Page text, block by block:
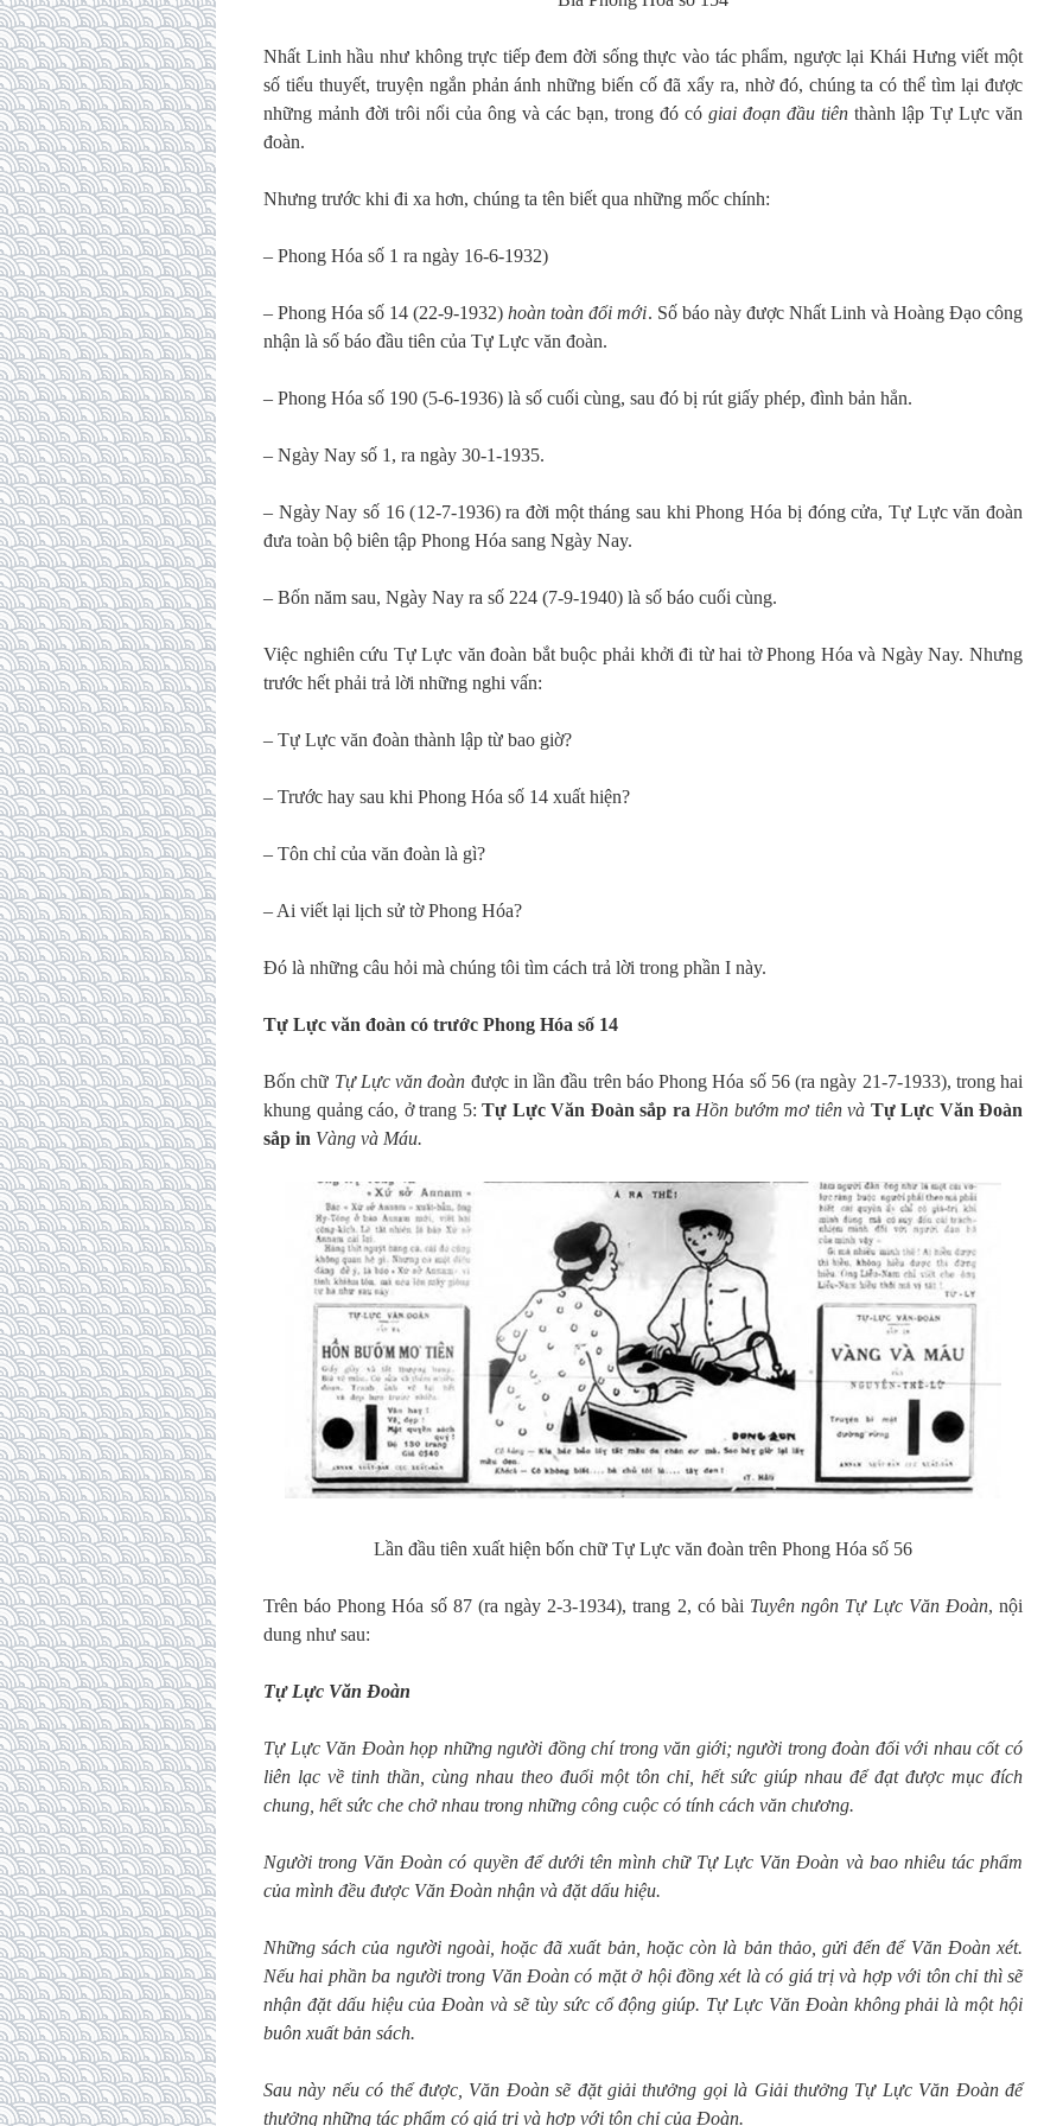
Nhất Linh hầu như không trực tiếp đem đời sống thực vào tác phẩm, ngược lại Khái Hưng viết một
số tiểu thuyết, truyện ngắn phản ánh những biến cố đã xẩy ra, nhờ đó, chúng ta có thể tìm lại được
những mảnh đời trôi nổi của ông và các bạn, trong đó có giai đoạn đầu tiên thành lập Tự Lực văn
đoàn.
Nhưng trước khi đi xa hơn, chúng ta tên biết qua những mốc chính:
– Phong Hóa số 1 ra ngày 16-6-1932)
– Phong Hóa số 14 (22-9-1932)hoàn toàn đổi mới. Số báo này được Nhất Linh và Hoàng Đạo công
nhận là số báo đầu tiên của Tự Lực văn đoàn.
– Phong Hóa số 190 (5-6-1936) là số cuối cùng, sau đó bị rút giấy phép, đình bản hẳn.
– Ngày Nay số 1, ra ngày 30-1-1935.
– Ngày Nay số 16 (12-7-1936) ra đời một tháng sau khi Phong Hóa bị đóng cửa, Tự Lực văn đoàn
đưa toàn bộ biên tập Phong Hóa sang Ngày Nay.
– Bốn năm sau, Ngày Nay ra số 224 (7-9-1940) là số báo cuối cùng.
Việc nghiên cứu Tự Lực văn đoàn bắt buộc phải khởi đi từ hai tờ Phong Hóa và Ngày Nay. Nhưng
trước hết phải trả lời những nghi vấn:
– Tự Lực văn đoàn thành lập từ bao giờ?
– Trước hay sau khi Phong Hóa số 14 xuất hiện?
– Tôn chỉ của văn đoàn là gì?
– Ai viết lại lịch sử tờ Phong Hóa?
Đó là những câu hỏi mà chúng tôi tìm cách trả lời trong phần I này.
Tự Lực văn đoàn có trước Phong Hóa số 14
Bốn chữ Tự Lực văn đoàn được in lần đầu trên báo Phong Hóa số 56 (ra ngày 21-7-1933), trong hai
khung quảng cáo, ở trang 5: Tự Lực Văn Đoàn sắp ra Hồn bướm mơ tiên và Tự Lực Văn Đoàn
sắp in Vàng và Máu.
Lần đầu tiên xuất hiện bốn chữ Tự Lực văn đoàn trên Phong Hóa số 56
Trên báo Phong Hóa số 87 (ra ngày 2-3-1934), trang 2, có bài Tuyên ngôn Tự Lực Văn Đoàn, nội
dung như sau:
Tự Lực Văn Đoàn
Tự Lực Văn Đoàn họp những người đồng chí trong văn giới; người trong đoàn đối với nhau cốt có
liên lạc về tinh thần, cùng nhau theo đuổi một tôn chỉ, hết sức giúp nhau để đạt được mục đích
chung, hết sức che chở nhau trong những công cuộc có tính cách văn chương.
Người trong Văn Đoàn có quyền để dưới tên mình chữ Tự Lực Văn Đoàn và bao nhiêu tác phẩm
của mình đều được Văn Đoàn nhận và đặt dấu hiệu.
Những sách của người ngoài, hoặc đã xuất bản, hoặc còn là bản thảo, gửi đến để Văn Đoàn xét.
Nếu hai phần ba người trong Văn Đoàn có mặt ở hội đồng xét là có giá trị và hợp với tôn chỉ thì sẽ
nhận đặt dấu hiệu của Đoàn và sẽ tùy sức cổ động giúp. Tự Lực Văn Đoàn không phải là một hội
buôn xuất bản sách.
Sau này nếu có thể được, Văn Đoàn sẽ đặt giải thưởng gọi là Giải thưởng Tự Lực Văn Đoàn để
thưởng những tác phẩm có giá trị và hợp với tôn chỉ của Đoàn.